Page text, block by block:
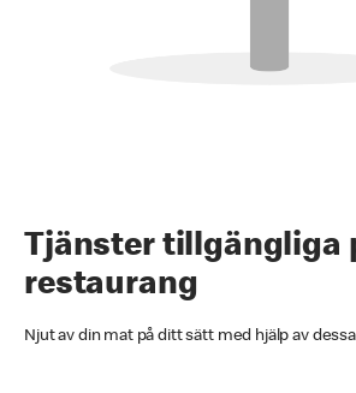
Tjänster tillgängliga
restaurang
Njut av din mat på ditt sätt med hjälp av